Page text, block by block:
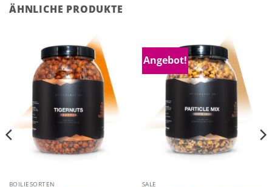
ÄHNLICHE PRODUKTE
BOILIESORTEN
Angebot!
SALE